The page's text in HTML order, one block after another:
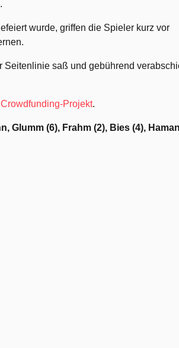
wurde, griffen die Spieler kurz vor
Seitenlinie saß und gebührend
Crowdfunding-Projekt.
Glumm (6), Frahm (2), Bies (4),